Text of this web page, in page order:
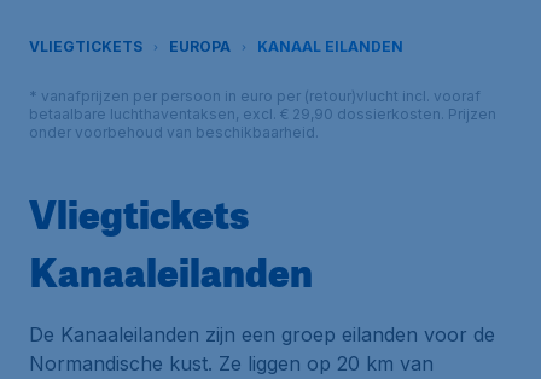
VLIEGTICKETS EUROPA KANAAL EILANDEN
* vanafprijzen per persoon in euro per (retour)vlucht incl. vooraf
betaalbare luchthaventaksen, excl. € 29,90 dossierkosten. Prijzen
onder voorbehoud van beschikbaarheid.
Vliegtickets
Kanaaleilanden
De Kanaaleilanden zijn een groep eilanden voor de
Normandische kust. Ze liggen op 20 km van